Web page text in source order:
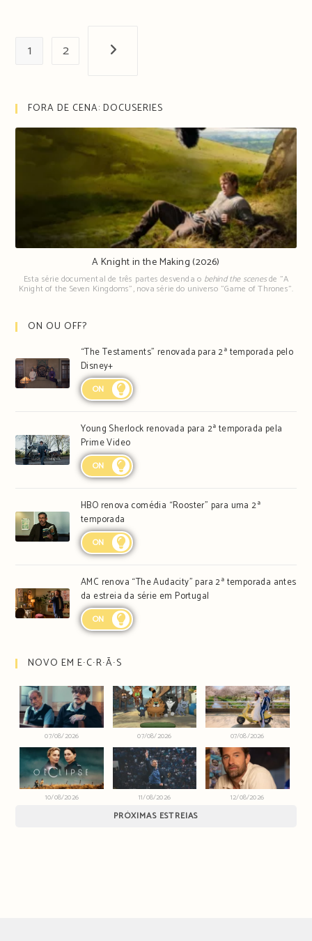
1 2 Próxima página
FORA DE CENA: DOCUSERIES
A Knight in the Making (2026)
Esta série documental de três partes desvenda o behind the scenesde "A
Knight of the Seven Kingdoms", nova série do universo "Game of Thrones".
ON OU OFF?
“The Testaments” renovada para 2ª temporada pelo
Disney+
ON
Young Sherlock renovada para 2ª temporada pela
Prime Video
ON
HBO renova comédia “Rooster” para uma 2ª
temporada
ON
AMC renova “The Audacity” para 2ª temporada antes
da estreia da série em Portugal
ON
NOVO EM E∙C∙R∙Ã∙S
07/08/2026 07/08/2026 07/08/2026
10/08/2026 11/08/2026 12/08/2026
PRÓXIMAS ESTREIAS